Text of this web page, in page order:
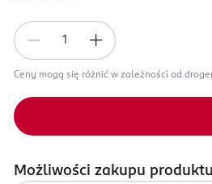
Ceny mogą się różnić w zależności od
Możliwości zakupu produktu